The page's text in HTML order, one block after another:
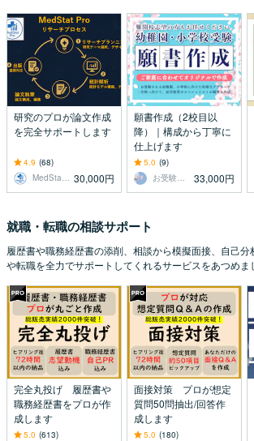
研究のプロが論文作成
を完全サポートします
4.9 (68)
MedStat Pro（解析・論文支援）
30,000円
願書作成（2校目以
降）｜構成から丁寧に
仕上げます
5.0 (9)
お受験帖とおしたく帖
33,000円
就職・転職の相談サポート
履歴書や職務経歴書の添削、相談から模擬面接、自己
や転職を全力でサポートしてくれるサービスをあつめま
完全丸投げ 履歴書や
職務経歴書をプロが作
成します
5.0 (613)
面接対策 プロが想定
質問50問抽出/回答作
成します
5.0 (180)